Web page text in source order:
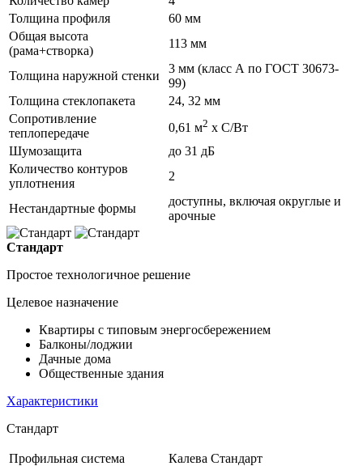
Толщина профиля
60 мм
Общая высота
(рама+створка)
113 мм
Толщина наружной стенки
3 мм (класс А по ГОСТ 30673-
99)
Толщина стеклопакета
24, 32 мм
Сопротивление
теплопередаче
0,61 м2 х С/Вт
Шумозащита
до 31 дБ
Количество контуров
уплотнения
2
Нестандартные формы
доступны, включая округлые и
арочные
Стандарт
Простое технологичное решение
Целевое назначение
Квартиры с типовым энергосбережением
Балконы/лоджии
Дачные дома
Общественные здания
Характеристики
Стандарт
Профильная система
Калева Стандарт